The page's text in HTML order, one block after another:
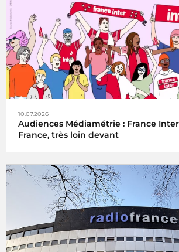
10.07.2026
Audiences Médiamétrie : France
France, très loin devant